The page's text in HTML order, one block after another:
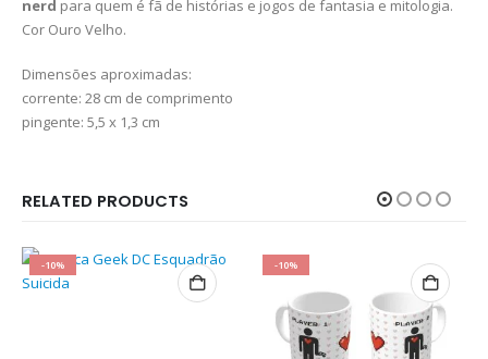
nerd para quem é fã de histórias e jogos de fantasia e mitologia.
Cor Ouro Velho.
Dimensões aproximadas:
corrente: 28 cm de comprimento
pingente: 5,5 x 1,3 cm
RELATED PRODUCTS
-10% -10%